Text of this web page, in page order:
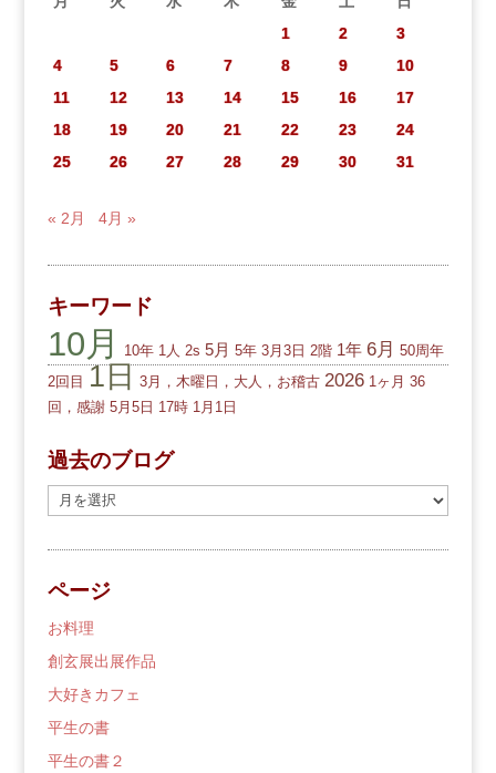
1
2
3
4
5 6 7 8 9
10
11
12 13 14 15 16
17
18
19 20 21 22 23
24
25
26 27 28 29 30 31
« 2月 4月 »
キーワード
10月 10年 1人 2s 5月 5年 3月3日 2階 1年 6月 50周年
2回目 1日 3月，木曜日，大人，お稽古 2026 1ヶ月 36
回，感謝 5月5日 17時 1月1日
過去のブログ
去
の
ロ
グ
ページ
お料理
創玄展出展作品
大好きカフェ
平生の書
平生の書２